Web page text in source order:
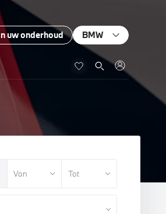
uw onderhoud BMW